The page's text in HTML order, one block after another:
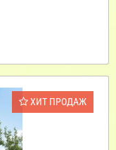
ХИТ ПРОДАЖ